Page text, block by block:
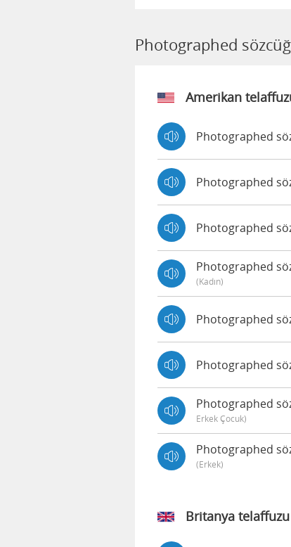
Photographed
Amerikan
Photographed
Photographed
Photographed
Photographed
(kadın)
Photographed
Photographed
Photographed
Erkek Çocuk)
Photographed
(erkek)
Britanya telaffuzu